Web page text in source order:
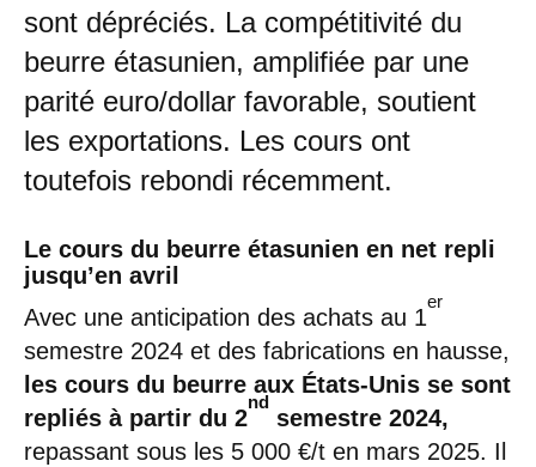
sont dépréciés. La compétitivité du
beurre étasunien, amplifiée par une
parité euro/dollar favorable, soutient
les exportations. Les cours ont
toutefois rebondi récemment.
Le cours du beurre étasunien en net repli
jusqu’en avril
Avec une anticipation des achats au 1
er
semestre 2024 et des fabrications en hausse,
les cours du beurre aux États-Unis se sont
repliés à partir du 2
nd
semestre 2024,
repassant sous les 5 000 €/t en mars 2025. Il